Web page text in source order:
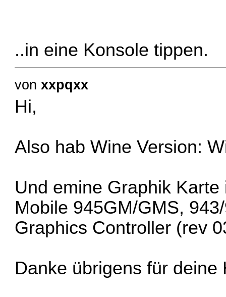
..in eine Konsole tippen.
vonxxpqxx
Hi,
Also hab Wine Version:
Und emine Graphik
Mobile 945GM/GMS,
Graphics Controller (rev
Danke übrigens für deine